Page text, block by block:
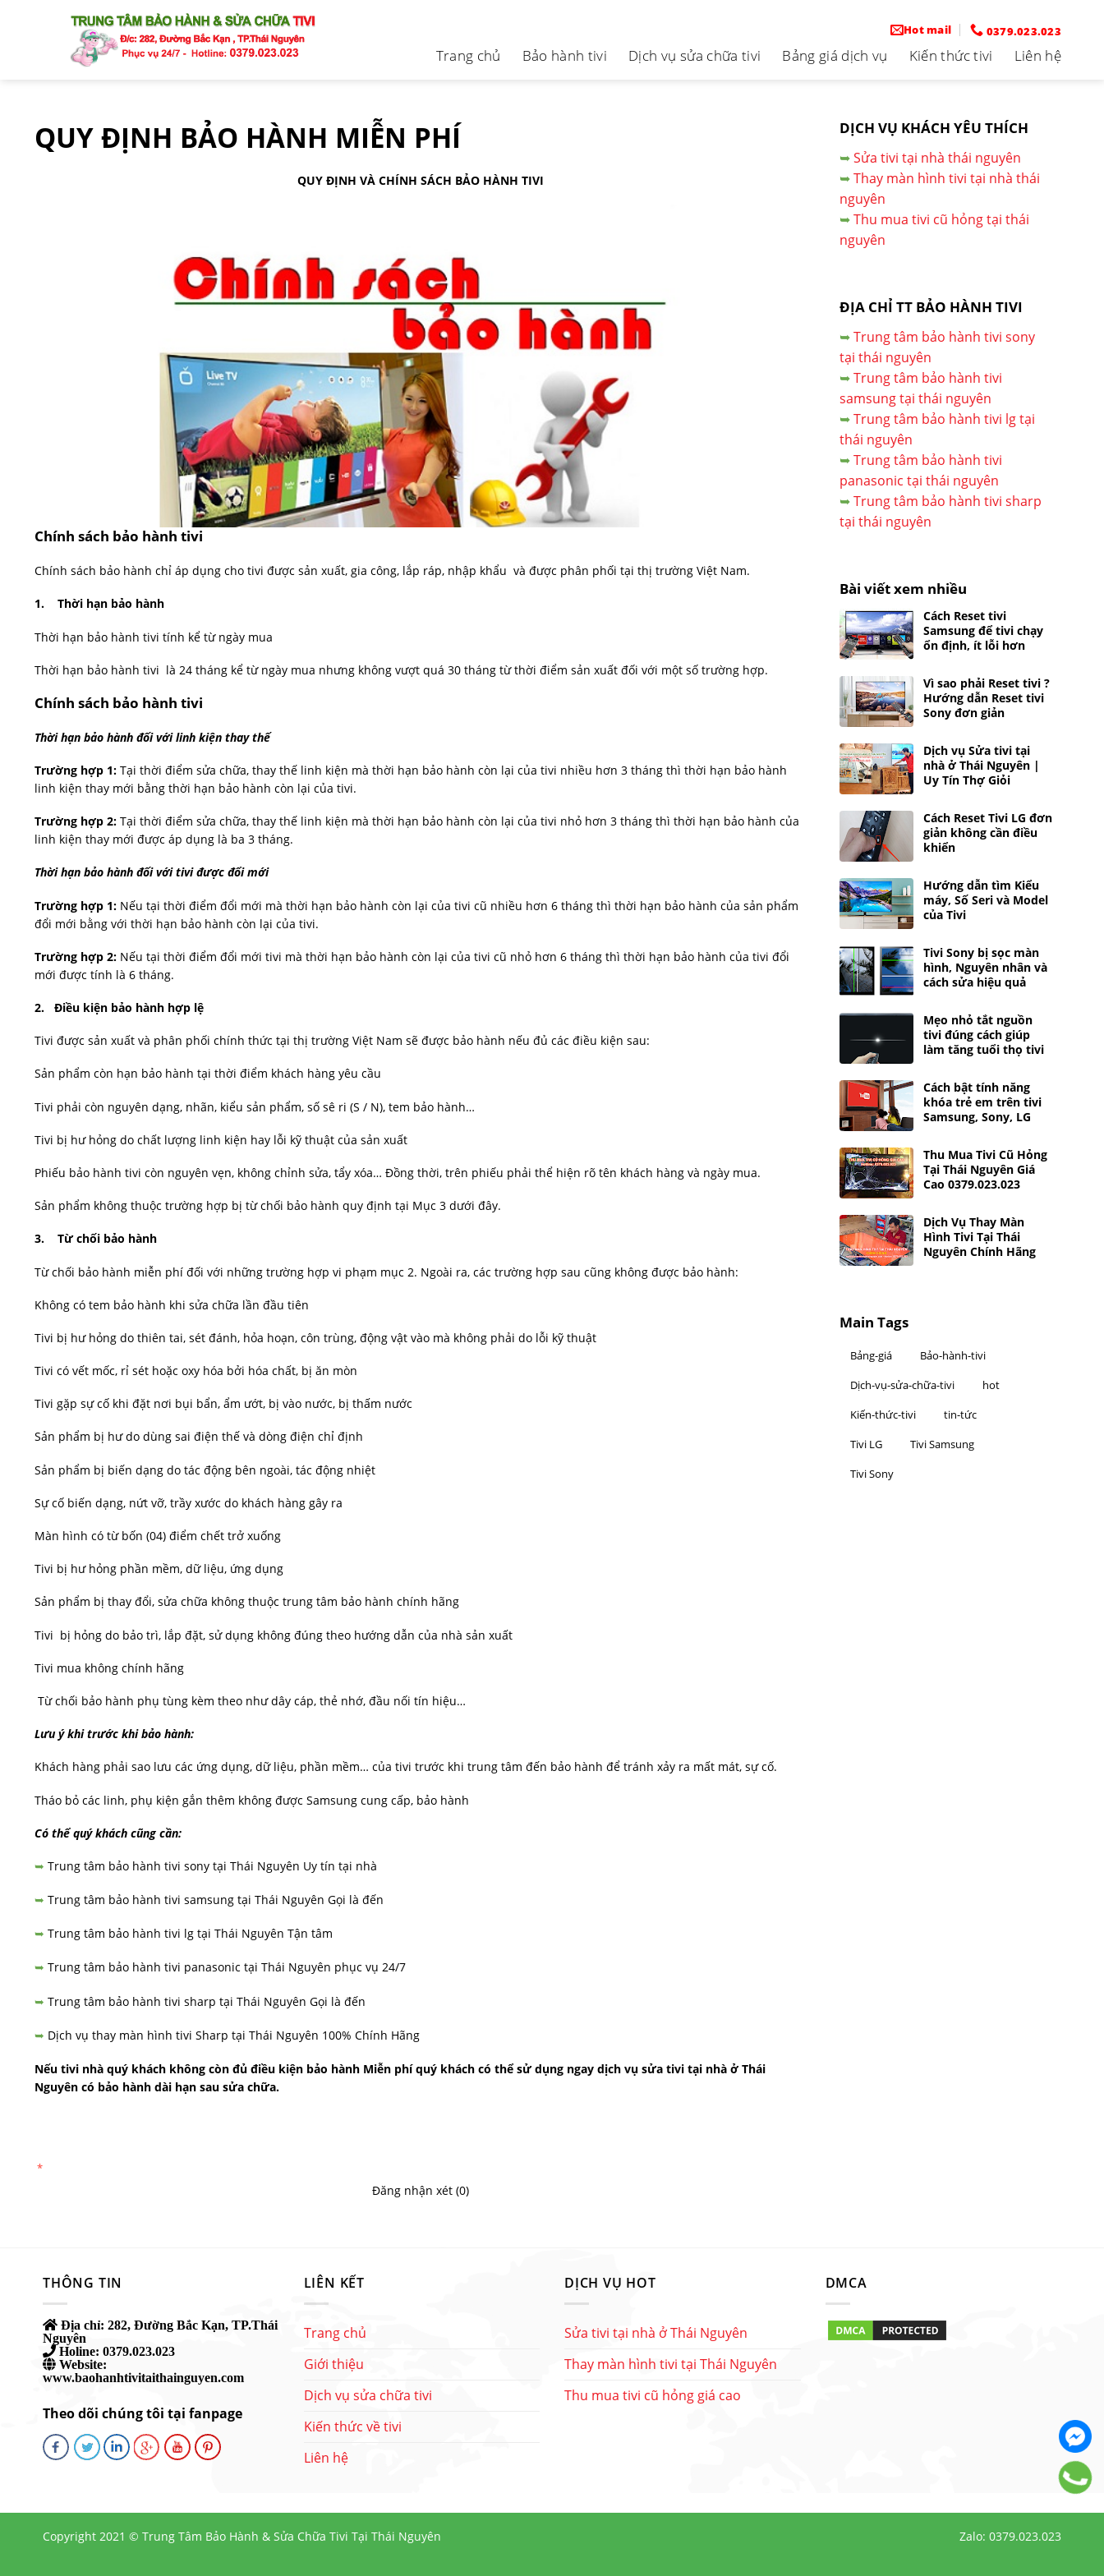
Hot mail 0379.023.023
Trang chủ Bảo hành tivi Dịch vụ sửa chữa tivi Bảng giá dịch vụ Kiến thức tivi Liên hệ
QUY ĐỊNH BẢO HÀNH MIỄN PHÍ
QUY ĐỊNH VÀ CHÍNH SÁCH BẢO HÀNH TIVI
Chính sách bảo hành tivi
Chính sách bảo hành chỉ áp dụng cho tivi được sản xuất, gia công, lắp ráp, nhập khẩu và được phân phối tại thị trường Việt Nam.
1. Thời hạn bảo hành
Thời hạn bảo hành tivi tính kể từ ngày mua
Thời hạn bảo hành tivi là 24 tháng kể từ ngày mua nhưng không vượt quá 30 tháng từ thời điểm sản xuất đối với một số trường hợp.
Chính sách bảo hành tivi
Thời hạn bảo hành đối với linh kiện thay thế
Trường hợp 1: Tại thời điểm sửa chữa, thay thế linh kiện mà thời hạn bảo hành còn lại của tivi nhiều hơn 3 tháng thì thời hạn bảo hành
linh kiện thay mới bằng thời hạn bảo hành còn lại của tivi.
Trường hợp 2: Tại thời điểm sửa chữa, thay thế linh kiện mà thời hạn bảo hành còn lại của tivi nhỏ hơn 3 tháng thì thời hạn bảo hành của
linh kiện thay mới được áp dụng là ba 3 tháng.
Thời hạn bảo hành đối với tivi được đổi mới
Trường hợp 1: Nếu tại thời điểm đổi mới mà thời hạn bảo hành còn lại của tivi cũ nhiều hơn 6 tháng thì thời hạn bảo hành của sản phẩm
đổi mới bằng với thời hạn bảo hành còn lại của tivi.
Trường hợp 2: Nếu tại thời điểm đổi mới tivi mà thời hạn bảo hành còn lại của tivi cũ nhỏ hơn 6 tháng thì thời hạn bảo hành của tivi đổi
mới được tính là 6 tháng.
2. Điều kiện bảo hành hợp lệ
Tivi được sản xuất và phân phối chính thức tại thị trường Việt Nam sẽ được bảo hành nếu đủ các điều kiện sau:
Sản phẩm còn hạn bảo hành tại thời điểm khách hàng yêu cầu
Tivi phải còn nguyên dạng, nhãn, kiểu sản phẩm, số sê ri (S / N), tem bảo hành…
Tivi bị hư hỏng do chất lượng linh kiện hay lỗi kỹ thuật của sản xuất
Phiếu bảo hành tivi còn nguyên vẹn, không chỉnh sửa, tẩy xóa… Đồng thời, trên phiếu phải thể hiện rõ tên khách hàng và ngày mua.
Sản phẩm không thuộc trường hợp bị từ chối bảo hành quy định tại Mục 3 dưới đây.
3. Từ chối bảo hành
Từ chối bảo hành miễn phí đối với những trường hợp vi phạm mục 2. Ngoài ra, các trường hợp sau cũng không được bảo hành:
Không có tem bảo hành khi sửa chữa lần đầu tiên
Tivi bị hư hỏng do thiên tai, sét đánh, hỏa hoạn, côn trùng, động vật vào mà không phải do lỗi kỹ thuật
Tivi có vết mốc, rỉ sét hoặc oxy hóa bởi hóa chất, bị ăn mòn
Tivi gặp sự cố khi đặt nơi bụi bẩn, ẩm ướt, bị vào nước, bị thấm nước
Sản phẩm bị hư do dùng sai điện thế và dòng điện chỉ định
Sản phẩm bị biến dạng do tác động bên ngoài, tác động nhiệt
Sự cố biến dạng, nứt vỡ, trầy xước do khách hàng gây ra
Màn hình có từ bốn (04) điểm chết trở xuống
Tivi bị hư hỏng phần mềm, dữ liệu, ứng dụng
Sản phẩm bị thay đổi, sửa chữa không thuộc trung tâm bảo hành chính hãng
Tivi bị hỏng do bảo trì, lắp đặt, sử dụng không đúng theo hướng dẫn của nhà sản xuất
Tivi mua không chính hãng
Từ chối bảo hành phụ tùng kèm theo như dây cáp, thẻ nhớ, đầu nối tín hiệu…
Lưu ý khi trước khi bảo hành:
Khách hàng phải sao lưu các ứng dụng, dữ liệu, phần mềm… của tivi trước khi trung tâm đến bảo hành để tránh xảy ra mất mát, sự cố.
Tháo bỏ các linh, phụ kiện gắn thêm không được Samsung cung cấp, bảo hành
Có thể quý khách cũng cần:
➥ Trung tâm bảo hành tivi sony tại Thái Nguyên Uy tín tại nhà
➥ Trung tâm bảo hành tivi samsung tại Thái Nguyên Gọi là đến
➥ Trung tâm bảo hành tivi lg tại Thái Nguyên Tận tâm
➥ Trung tâm bảo hành tivi panasonic tại Thái Nguyên phục vụ 24/7
➥ Trung tâm bảo hành tivi sharp tại Thái Nguyên Gọi là đến
➥ Dịch vụ thay màn hình tivi Sharp tại Thái Nguyên 100% Chính Hãng
Nếu tivi nhà quý khách không còn đủ điều kiện bảo hành Miễn phí quý khách có thể sử dụng ngay dịch vụ sửa tivi tại nhà ở Thái
Nguyên có bảo hành dài hạn sau sửa chữa.
*
Đăng nhận xét (0)
DỊCH VỤ KHÁCH YÊU THÍCH
➥Sửa tivi tại nhà thái nguyên
➥Thay màn hình tivi tại nhà thái
nguyên
➥Thu mua tivi cũ hỏng tại thái
nguyên
ĐỊA CHỈ TT BẢO HÀNH TIVI
➥Trung tâm bảo hành tivi sony
tại thái nguyên
➥Trung tâm bảo hành tivi
samsung tại thái nguyên
➥Trung tâm bảo hành tivi lg tại
thái nguyên
➥Trung tâm bảo hành tivi
panasonic tại thái nguyên
➥Trung tâm bảo hành tivi sharp
tại thái nguyên
Bài viết xem nhiều
Cách Reset tivi
Samsung để tivi chạy
ổn định, ít lỗi hơn
Vì sao phải Reset tivi ?
Hướng dẫn Reset tivi
Sony đơn giản
Dịch vụ Sửa tivi tại
nhà ở Thái Nguyên |
Uy Tín Thợ Giỏi
Cách Reset Tivi LG đơn
giản không cần điều
khiển
Hướng dẫn tìm Kiểu
máy, Số Seri và Model
của Tivi
Tivi Sony bị sọc màn
hình, Nguyên nhân và
cách sửa hiệu quả
Mẹo nhỏ tắt nguồn
tivi đúng cách giúp
làm tăng tuổi thọ tivi
Cách bật tính năng
khóa trẻ em trên tivi
Samsung, Sony, LG
Thu Mua Tivi Cũ Hỏng
Tại Thái Nguyên Giá
Cao 0379.023.023
Dịch Vụ Thay Màn
Hình Tivi Tại Thái
Nguyên Chính Hãng
Main Tags
Bảng-giá
Bảo-hành-tivi
Dịch-vụ-sửa-chữa-tivi
hot
Kiến-thức-tivi
tin-tức
Tivi LG
Tivi Samsung
Tivi Sony
THÔNG TIN
Địa chỉ: 282, Đường Bắc Kạn, TP.Thái
Nguyên
Holine: 0379.023.023
Website:
www.baohanhtivitaithainguyen.com
Theo dõi chúng tôi tại fanpage
LIÊN KẾT
Trang chủ
Giới thiệu
Dịch vụ sửa chữa tivi
Kiến thức về tivi
Liên hệ
DỊCH VỤ HOT
Sửa tivi tại nhà ở Thái Nguyên
Thay màn hình tivi tại Thái Nguyên
Thu mua tivi cũ hỏng giá cao
DMCA
Zalo: 0379.023.023
Copyright 2021 © Trung Tâm Bảo Hành & Sửa Chữa Tivi Tại Thái Nguyên